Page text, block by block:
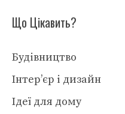
Що Цікавить?
Будівництво
Інтер’єр і дизайн
Ідеї для дому